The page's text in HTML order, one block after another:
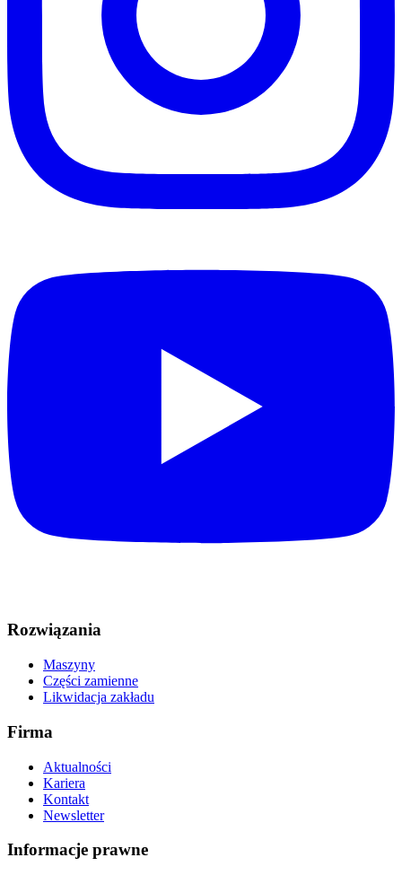
Rozwiązania
Maszyny
Części zamienne
Likwidacja zakładu
Firma
Aktualności
Kariera
Kontakt
Newsletter
Informacje prawne